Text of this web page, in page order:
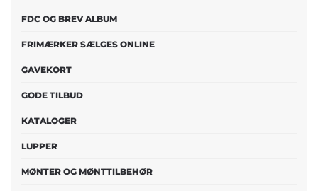
FDC OG BREV ALBUM
FRIMÆRKER SÆLGES ONLINE
GAVEKORT
GODE TILBUD
KATALOGER
LUPPER
MØNTER OG MØNTTILBEHØR